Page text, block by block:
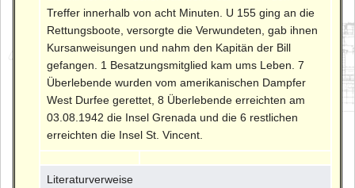
Treffer innerhalb von acht Minuten. U 155 ging an die
Rettungsboote, versorgte die Verwundeten, gab ihnen
Kursanweisungen und nahm den Kapitän der Bill
gefangen. 1 Besatzungsmitglied kam ums Leben. 7
Überlebende wurden vom amerikanischen Dampfer
West Durfee gerettet, 8 Überlebende erreichten am
03.08.1942 die Insel Grenada und die 6 restlichen
erreichten die Insel St. Vincent.
Literaturverweise